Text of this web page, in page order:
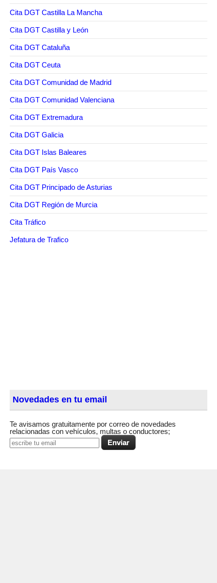
Cita DGT Castilla La Mancha
Cita DGT Castilla y León
Cita DGT Cataluña
Cita DGT Ceuta
Cita DGT Comunidad de Madrid
Cita DGT Comunidad Valenciana
Cita DGT Extremadura
Cita DGT Galicia
Cita DGT Islas Baleares
Cita DGT País Vasco
Cita DGT Principado de Asturias
Cita DGT Región de Murcia
Cita Tráfico
Jefatura de Trafico
Novedades en tu email
Te avisamos gratuitamente por correo de novedades
relacionadas con vehículos, multas o conductores;